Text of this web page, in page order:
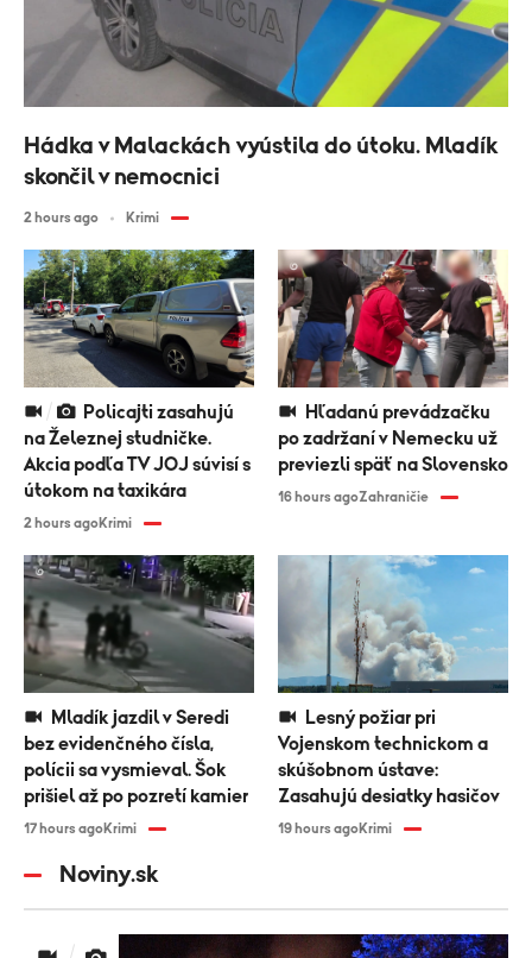
Hádka v Malackách vyústila do útoku. Mladík
skončil v nemocnici
2 hours ago Krimi
na Železnej studničke.
Akcia podľa TV JOJ súvisí s
útokom na taxikára
2 hours agoKrimi
po zadržaní v Nemecku už
previezli späť na Slovensko
16 hours agoZahraničie
bez evidenčného čísla,
polícii sa vysmieval. Šok
prišiel až po pozretí kamier
17 hours agoKrimi
Vojenskom technickom a
skúšobnom ústave:
Zasahujú desiatky hasičov
19 hours agoKrimi
Noviny.sk